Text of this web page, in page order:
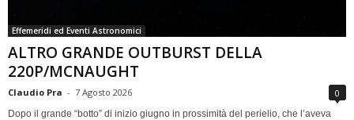
Effemeridi ed Eventi Astronomici
ALTRO GRANDE OUTBURST DELLA
220P/MCNAUGHT
Claudio Pra - 7 Agosto 2026 0
Dopo il grande “botto” di inizio giugno in prossimità del perielio, che l’aveva